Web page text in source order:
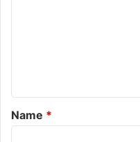
*
Name *